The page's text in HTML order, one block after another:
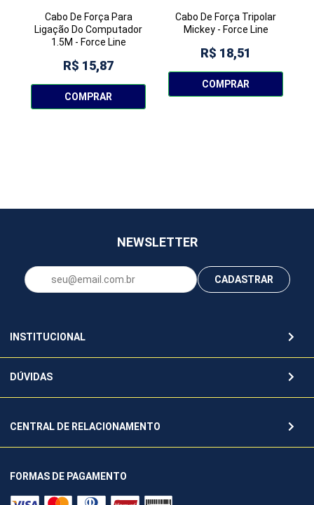
Cabo De Força Para
Ligação Do Computador
1.5M - Force Line
R$ 15,87
COMPRAR
Cabo De Força Tripolar
Mickey - Force Line
R$ 18,51
COMPRAR
NEWSLETTER
CADASTRAR
INSTITUCIONAL
DÚVIDAS
CENTRAL DE RELACIONAMENTO
FORMAS DE PAGAMENTO